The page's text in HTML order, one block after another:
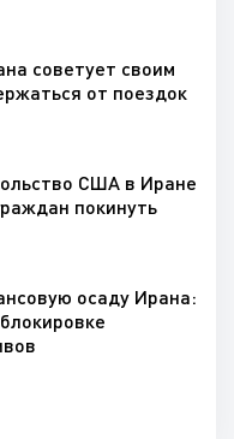
советует своим
от поездок
США в Иране
покинуть
осаду Ирана: